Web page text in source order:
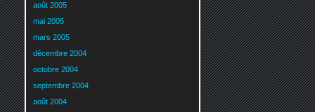
août 2005
mai 2005
mars 2005
décembre 2004
octobre 2004
septembre 2004
août 2004